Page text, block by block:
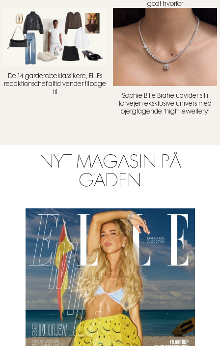
godt hvorfor
De 14 garderobeklassikere, ELLEs
redaktionschef altid vender tilbage
til
Sophie Bille Brahe udvider sit i
forvejen eksklusive univers med
bjergtagende ‘high jewellery’
NYT MAGASIN PÅ
GADEN